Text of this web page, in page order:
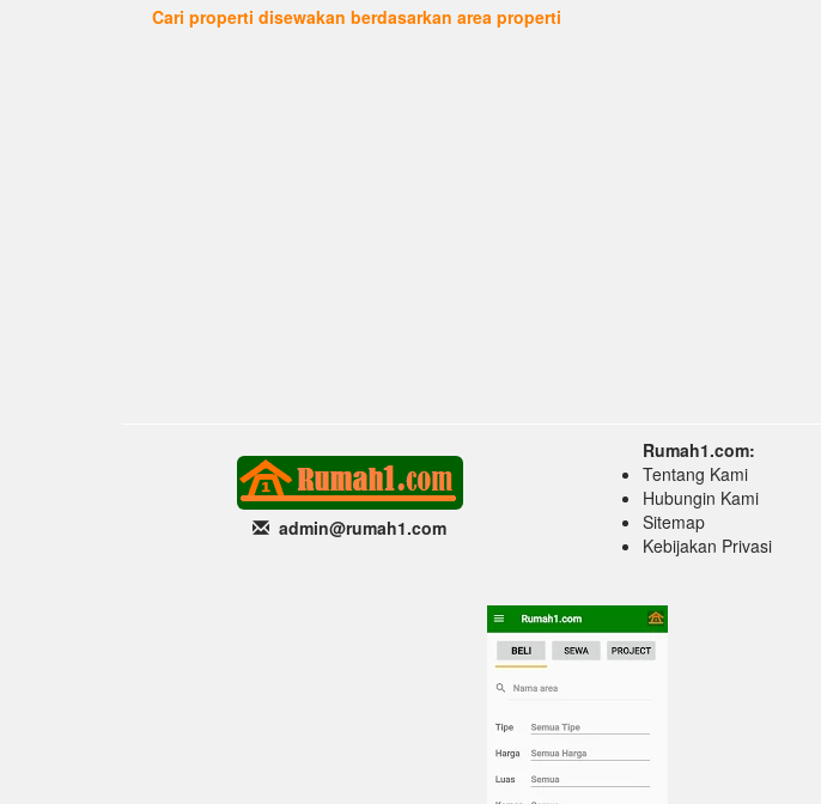
Cari properti disewakan berdasarkan area properti
admin@rumah1.com
Rumah1.com:
Tentang Kami
Hubungin Kami
Sitemap
Kebijakan Privasi